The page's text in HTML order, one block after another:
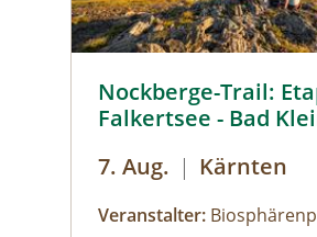
Nockberge-Trail:
Falkertsee - Bad
7. Aug. | Kärnten
Veranstalter: